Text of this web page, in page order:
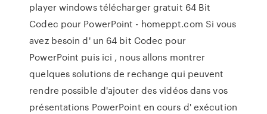
player windows télécharger gratuit 64 Bit
Codec pour PowerPoint - homeppt.com Si vous
avez besoin d' un 64 bit Codec pour
PowerPoint puis ici , nous allons montrer
quelques solutions de rechange qui peuvent
rendre possible d'ajouter des vidéos dans vos
présentations PowerPoint en cours d' exécution